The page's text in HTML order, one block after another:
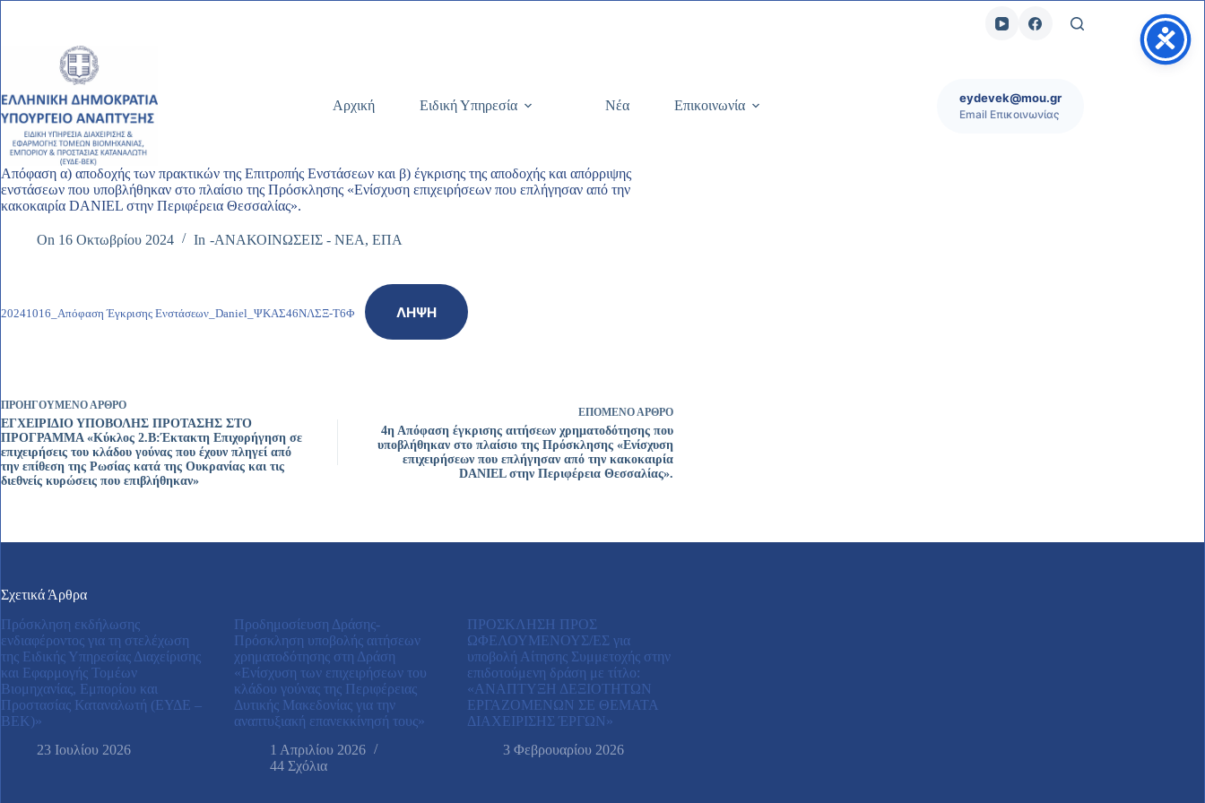
Αρχική Ειδική Υπηρεσία Νέα Επικοινωνία
eydevek@mou.gr
Email Επικοινωνίας
Απόφαση α) αποδοχής των πρακτικών της Επιτροπής Ενστάσεων και β) έγκρισης της αποδοχής και απόρριψης
ενστάσεων που υποβλήθηκαν στο πλαίσιο της Πρόσκλησης «Ενίσχυση επιχειρήσεων που επλήγησαν από την
κακοκαιρία DANIEL στην Περιφέρεια Θεσσαλίας».
On 16 Οκτωβρίου 2024 In -ΑΝΑΚΟΙΝΩΣΕΙΣ - ΝΕΑ, ΕΠΑ
20241016_Απόφαση Έγκρισης Ενστάσεων_Daniel_ΨΚΑΣ46ΝΛΣΞ-Τ6Φ ΛΉΨΗ
ΠΡΟΗΓΟΎΜΕΝΟ ΆΡΘΡΟ
ΕΓΧΕΙΡΙΔΙΟ ΥΠΟΒΟΛΗΣ ΠΡΟΤΑΣΗΣ ΣΤΟ
ΠΡΟΓΡΑΜΜΑ «Κύκλος 2.Β:Έκτακτη Επιχορήγηση σε
επιχειρήσεις του κλάδου γούνας που έχουν πληγεί από
την επίθεση της Ρωσίας κατά της Ουκρανίας και τις
διεθνείς κυρώσεις που επιβλήθηκαν»
ΕΠΌΜΕΝΟ ΆΡΘΡΟ
4η Απόφαση έγκρισης αιτήσεων χρηματοδότησης που
υποβλήθηκαν στο πλαίσιο της Πρόσκλησης «Ενίσχυση
επιχειρήσεων που επλήγησαν από την κακοκαιρία
DANIEL στην Περιφέρεια Θεσσαλίας».
Σχετικά Άρθρα
Πρόσκληση εκδήλωσης
ενδιαφέροντος για τη στελέχωση
της Ειδικής Υπηρεσίας Διαχείρισης
και Εφαρμογής Τομέων
Βιομηχανίας, Εμπορίου και
Προστασίας Καταναλωτή (ΕΥΔΕ –
ΒΕΚ)»
23 Ιουλίου 2026
Προδημοσίευση Δράσης-
Πρόσκληση υποβολής αιτήσεων
χρηματοδότησης στη Δράση
«Ενίσχυση των επιχειρήσεων του
κλάδου γούνας της Περιφέρειας
Δυτικής Μακεδονίας για την
αναπτυξιακή επανεκκίνησή τους»
1 Απριλίου 2026
44 Σχόλια
ΠΡΟΣΚΛΗΣΗ ΠΡΟΣ
ΩΦΕΛΟΥΜΕΝΟΥΣ/ΕΣ για
υποβολή Αίτησης Συμμετοχής στην
επιδοτούμενη δράση με τίτλο:
«ΑΝAΠΤΥΞΗ ΔΕΞΙΟΤHΤΩΝ
ΕΡΓΑΖΟΜEΝΩΝ ΣΕ ΘEΜΑΤΑ
ΔΙΑΧΕIΡΙΣΗΣ ΈΡΓΩΝ»
3 Φεβρουαρίου 2026